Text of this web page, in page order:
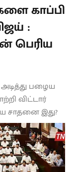
காப்பி
:
பெரிய
பழைய
விட்டார்
சாதனை இது?